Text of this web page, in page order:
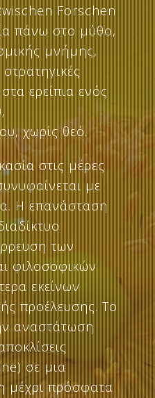
Forschen
πάνω στο μύθο,
μνήμης,
ερείπια ενός
χωρίς θεό.
στις μέρες
με
Η επανάσταση
των
φιλοσοφικών
εκείνων
προέλευσης. Το
αναστάτωση
σε μια
μέχρι πρόσφατα